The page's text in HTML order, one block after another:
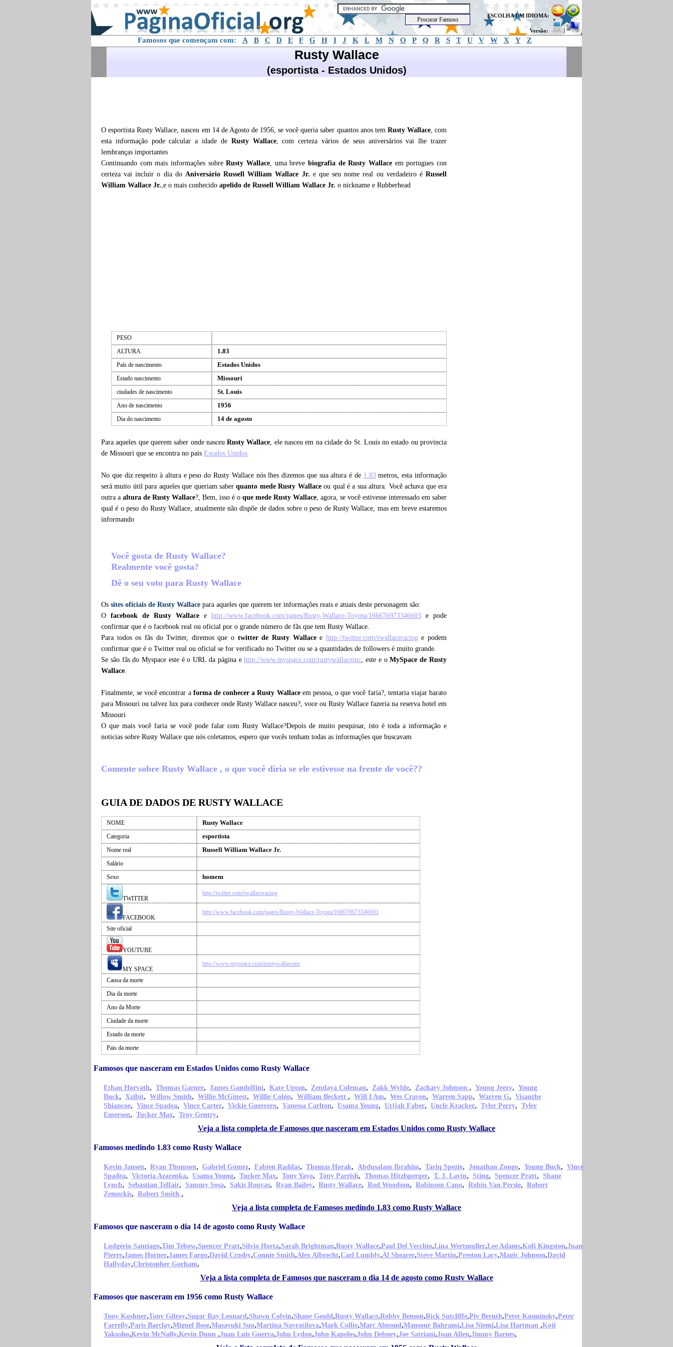
ESCOLHA UM IDIOMA:
Versão: |
Famosos que començam com: A B C D E F G H I J K L M N O P Q R S T U V W X Y Z
Rusty Wallace
(esportista - Estados Unidos)
O esportista Rusty Wallace, nasceu em 14 de Agosto de 1956, se você queria saber quantos anos tem Rusty Wallace, com
esta informação pode calcular a idade de Rusty Wallace, com certeza vários de seus aniversários vai lhe trazer
lembranças importantes
Continuando com mais informações sobreRusty Wallace, uma brevebiografia deRusty Wallace em portugues con
certeza vai incluir o dia do Aniversário Russell William Wallace Jr. e que seu nome real ou verdadeiro éRussell
William Wallace Jr.,e o mais conhecido apelido de Russell William Wallace Jr. o nickname e Rubberhead
PESO
ALTURA
1.83
País de nascimento Estados Unidos
Estado nascimento Missouri
ciudades de nascimento St. Louis
Ano de nascimento 1956
Dia do nascimento 14 de agosto
Para aqueles que querem saber onde nasceuRusty Wallace, ele nasceu em na cidade do St. Louis no estado ou provincia
de Missouri que se encontra no pais Estados Unidos
No que diz respeito à altura e peso do Rusty Wallace nós lhes dizemos que sua altura é de 1.83metros, esta informação
será muito útil para aqueles que queriam saberquanto mede Rusty Wallaceou qual é a sua altura. Você achava que era
outra a altura de Rusty Wallace?, Bem, isso é o que mede Rusty Wallace, agora, se você estivesse interessado em saber
qual é o peso do Rusty Wallace, atualmente não dispõe de dados sobre o peso de Rusty Wallace, mas em breve estaremos
informando
Você gosta de Rusty Wallace?
Realmente você gosta?
Dê o seu voto para Rusty Wallace
Os sites oficiais de Rusty Wallace para aqueles que querem ter informações reais e atuais deste personagem são:
O facebook de Rusty Wallace e http://www.facebook.com/pages/Rusty-Wallace-Toyota/166676973346603 e pode
confirmar que é o facebook real ou oficial por o grande número de fãs que tem Rusty Wallace.
Para todos os fãs do Twitter, diremos que o twitter de Rusty Wallacee http://twitter.com/rwallaceracinge podem
confirmar que é o Twitter real ou oficial se for verificado no Twitter ou se a quantidades de followers é muito grande.
Se são fãs do Myspace este é o URL da página ehttp://www.myspace.com/rustywallaceinc, este e oMySpace de Rusty
Wallace.
Finalmente, se você encontrar a forma de conhecer a Rusty Wallaceem pessoa, o que você faria?, tentaria viajar barato
para Missouri ou talvez lux para conhecer onde Rusty Wallace nasceu?, voce ou Rusty Wallace fazeria na reserva hotel em
Missouri
O que mais você faria se você pode falar com Rusty Wallace?Depois de muito pesquisar, isto é toda a informação e
noticias sobre Rusty Wallace que nós coletamos, espero que vocês tenham todas as informações que buscavam
Comente sobre Rusty Wallace , o que você diria se ele estivesse na frente de você??
GUIA DE DADOS DE RUSTY WALLACE
NOME Rusty Wallace
Categoria esportista
Nome real Russell William Wallace Jr.
Salário
Sexo
homem
TWITTER
http://twitter.com/rwallaceracing
FACEBOOK
http://www.facebook.com/pages/Rusty-Wallace-Toyota/166676973346603
Site oficial
YOUTUBE
MY SPACE
http://www.myspace.com/rustywallaceinc
Causa da morte
Dia da morte
Ano da Morte
Ciudade da morte
Estado da morte
Pais da morte
Famosos que nasceram em Estados Unidos como Rusty Wallace
Ethan Horvath, Thomas Garner, James Gandolfini, Kate Upton, Zendaya Coleman, Zakk Wylde, Zachary Johnson , Young Jeezy, Young
Buck, Xzibit, Willow Smith, Willie McGinest, Willie Colón, William Beckett , Will I Am, Wes Craven, Warren Sapp, Warren G, Visanthe
Shiancoe, Vince Spadea, Vince Carter, Vickie Guerrero, Vanessa Carlton, Usama Young, Urijah Faber, Uncle Kracker, Tyler Perry, Tyler
Emerson, Tucker Max, Troy Gentry,
Veja a lista completa de Famosos que nasceram em Estados Unidos como Rusty Wallace
Famosos medindo 1.83 como Rusty Wallace
Kevin Jansen, Ryan Thomson, Gabriel Gómez, Fabien Raddas, Thomas Horak, Abdusalam Ibrahim, Tariq Spezie, Jonathan Zongo, Young Buck, Vince
Spadea, Victoria Azarenka, Usama Young, Tucker Max, Tony Yayo, Tony Parrish, Thomas Hitzlsperger, T. J. Lavin, Sting, Spencer Pratt, Shane
Lynch, Sebastian Telfair, Sammy Sosa, Sakis Rouvas, Ryan Bailey, Rusty Wallace, Rod Woodson, Robinson Cano, Robin Van Persie, Robert
Zemeckis, Robert Smith ,
Veja a lista completa de Famosos medindo 1.83 como Rusty Wallace
Famosos que nasceram o dia 14 de agosto como Rusty Wallace
Ludgério Santiago,Tim Tebow,Spencer Pratt,Silvio Horta,Sarah Brightman,Rusty Wallace,Paul Del Vecchio,Lina Wertmuller,Lee Adams,Kofi Kingston,Juan
Pierre,James Horner,James Fargo,David Crosby,Connie Smith,Alex Albrecht,Carl Lumbly,Al Shearer,Steve Martin,Preston Lacy,Magic Johnson,David
Hallyday,Christopher Gorham,
Veja a lista completa de Famosos que nasceram o dia 14 de agosto como Rusty Wallace
Famosos que nasceram em 1956 como Rusty Wallace
Tony Kushner,Tony Gilroy,Sugar Ray Leonard,Shawn Colvin,Shane Gould,Rusty Wallace,Robby Benson,Rick Sutcliffe,Piv Bernth,Peter Kosminsky,Peter
Farrelly,Paris Barclay,Miguel Bose,Masayuki Suo,Martina Navratilova,Mark Collie,Marc Almond,Mansour Bahrami,Lisa Niemi,Lisa Hartman ,Koji
Yakusho,Kevin McNally,Kevin Dunn ,Juan Luis Guerra,John Lydon,John Kapelos,John Debney,Joe Satriani,Joan Allen,Jimmy Barnes,